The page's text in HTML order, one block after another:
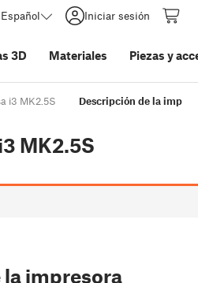
Español Iniciar sesión
3D Materiales Piezas y
i3 MK2.5S Descripción de la
MK2.5S
impresora